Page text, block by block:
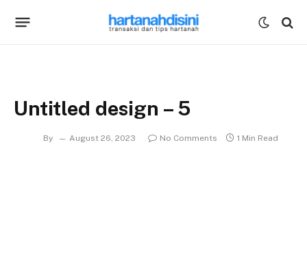
Untitled design – 5
By August 26, 2023 No Comments 1 Min Read